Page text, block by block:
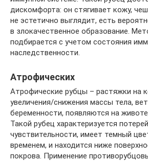
дискомфорта: он стягивает кожу,
не эстетично выглядит, есть
в злокачественное образование.
подбирается с учетом состояния
наследственности.
Атрофических
Атрофические рубцы – растяжки на
увеличения/снижения массы тела,
беременности, появляются на животе,
Такой рубец характеризуется
чувствительности, имеет темный
временем, и находится ниже
покрова. Применение